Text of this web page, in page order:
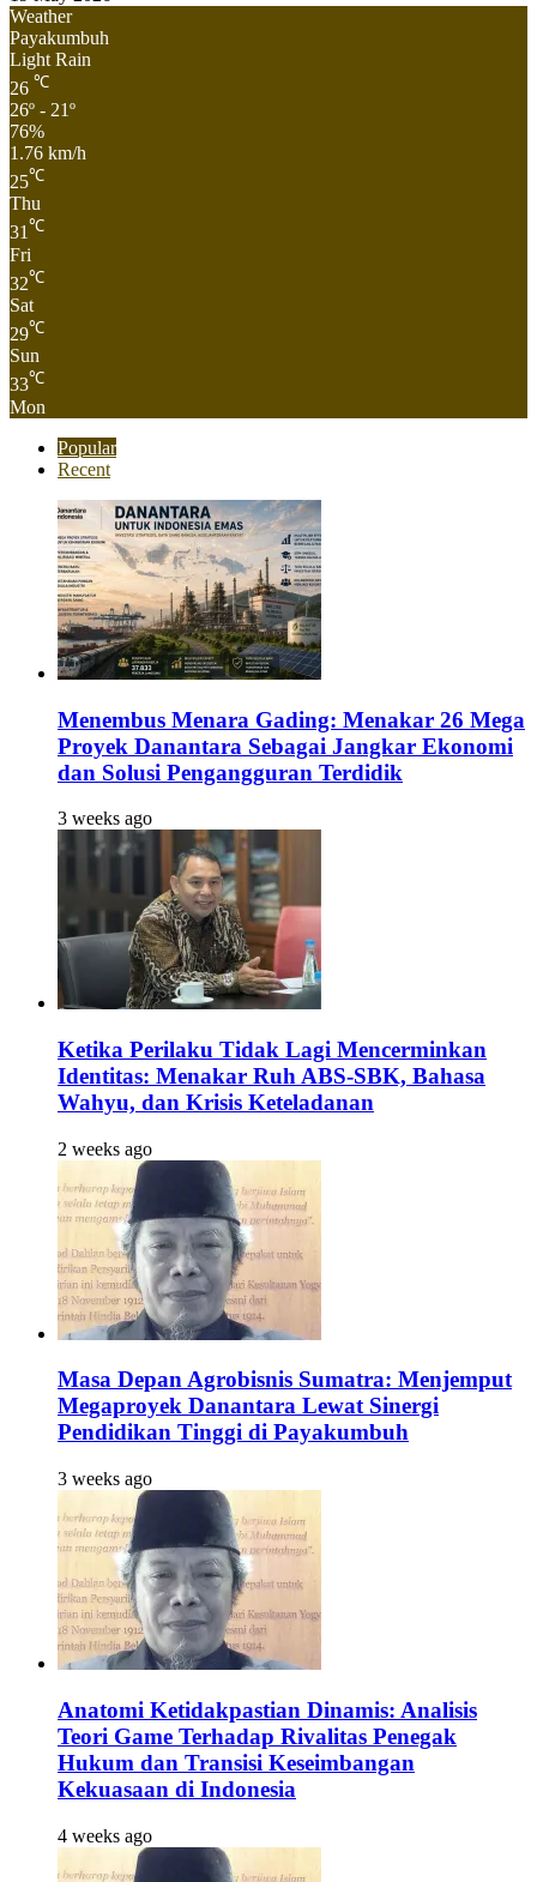
Weather
Payakumbuh
Light Rain
26 ℃
26º - 21º
76%
1.76 km/h
25℃
Thu
31℃
Fri
32℃
Sat
29℃
Sun
33℃
Mon
Popular
Recent
Menembus Menara Gading: Menakar 26 Mega
Proyek Danantara Sebagai Jangkar Ekonomi
dan Solusi Pengangguran Terdidik
3 weeks ago
Ketika Perilaku Tidak Lagi Mencerminkan
Identitas: Menakar Ruh ABS-SBK, Bahasa
Wahyu, dan Krisis Keteladanan
2 weeks ago
Masa Depan Agrobisnis Sumatra: Menjemput
Megaproyek Danantara Lewat Sinergi
Pendidikan Tinggi di Payakumbuh
3 weeks ago
Anatomi Ketidakpastian Dinamis: Analisis
Teori Game Terhadap Rivalitas Penegak
Hukum dan Transisi Keseimbangan
Kekuasaan di Indonesia
4 weeks ago